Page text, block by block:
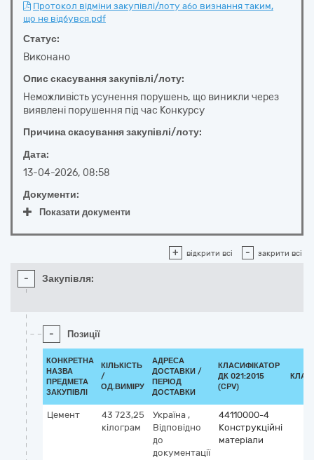
Протокол відміни закупівлі/лоту або визнання таким,
що не відбувся.pdf
Статус:
Виконано
Опис скасування закупівлі/лоту:
Неможливість усунення порушень, що виникли через
виявлені порушення під час Конкурсу
Причина скасування закупівлі/лоту:
Дата:
13-04-2026, 08:58
Документи:
Показати документи
+ відкрити всі - закрити всі
- Закупівля:
- Позиції
КОНКРЕТНА
НАЗВА
ПРЕДМЕТА
ЗАКУПІВЛІ
КІЛЬКІСТЬ
/
ОД.ВИМІРУ
АДРЕСА
ДОСТАВКИ /
ПЕРІОД
ДОСТАВКИ
КЛАСИФІКАТОР
ДК 021:2015
(CPV)
Цемент
43 723,25
кілограм
Україна ,
Відповідно
до
документації
44110000-4
Конструкційні
матеріали